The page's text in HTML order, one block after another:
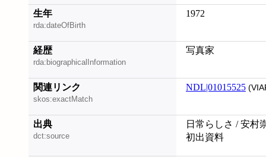
生年
rda:dateOfBirth
1972
経歴
rda:biographicalInformation
写真家
関連リンク
skos:exactMatch
NDL|01015525
出典
dct:source
日常らしさ / 安村
初出資料